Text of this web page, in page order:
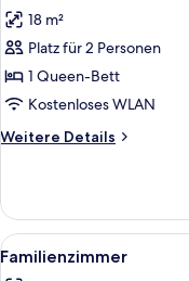
für
Doppelzimmer
anzeigen
18 m²
Platz für 2 Personen
1 Queen-Bett
Kostenloses WLAN
Weitere Details
Weitere
Alle
Fotos
7
Familienzimmer